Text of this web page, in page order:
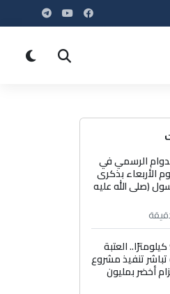
الرسمي في
الأربعاء بذكرى
(صلى الله عليه
بطول 90 كيلومترًا.. العتبة
تباشر تنفيذ مشروع
أخضر بمليون